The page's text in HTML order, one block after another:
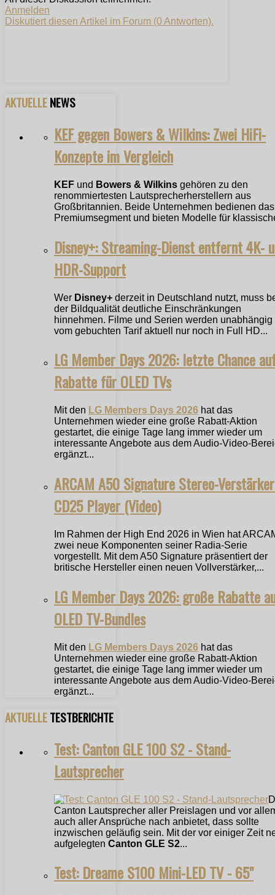
Anmelden
Diskutiert diesen Artikel im Forum (0 Antworten).
AKTUELLENEWS
KEF gegen Bowers & Wilkins: Zwei HiFi-
Konzepte im Vergleich
KEF und Bowers & Wilkins gehören zu den
renommiertesten Lautsprecherherstellern aus
Großbritannien. Beide Unternehmen bedienen das
Premiumsegment und bieten Modelle für
Disney+: Streaming-Dienst entfernt 4K-
HDR-Support
Wer Disney+ derzeit in Deutschland nutzt, muss
der Bildqualität deutliche Einschränkungen
hinnehmen. Filme und Serien werden unabhängig
vom gebuchten Tarif aktuell nur noch in Full HD...
LG Member Days 2026: letzte Chance
Rabatte für OLED TVs
Mit den LG Members Days 2026 hat das
Unternehmen wieder eine große Rabatt-Aktion
gestartet, die einige Tage lang immer wieder um
interessante Angebote aus dem Audio-Video-
ergänzt...
ARCAM A50 Signature Stereo-
CD25 Player (Video)
Im Rahmen der High End 2026 in Wien hat
zwei neue Komponenten seiner Radia-Serie
vorgestellt. Mit dem A50 Signature präsentiert der
britische Hersteller einen neuen Vollverstärker,...
LG Member Days 2026: große Rabatte
OLED TV-Bundles
Mit den LG Members Days 2026 hat das
Unternehmen wieder eine große Rabatt-Aktion
gestartet, die einige Tage lang immer wieder um
interessante Angebote aus dem Audio-Video-
ergänzt...
AKTUELLETESTBERICHTE
Test: Canton GLE 100 S2 - Stand-
Lautsprecher
Canton Lautsprecher aller Preislagen und vor
auch aller Ansprüche nach anbietet, dass sollte
inzwischen geläufig sein. Mit der vor einiger Zeit
aufgelegten Canton GLE S2...
Test: Dreame S100 Mini-LED TV - 65"